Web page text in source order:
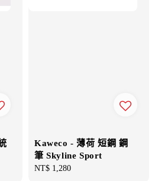
Kaweco - 薄荷 短鋼 鋼
筆 Skyline Sport
Regular
NT$ 1,280